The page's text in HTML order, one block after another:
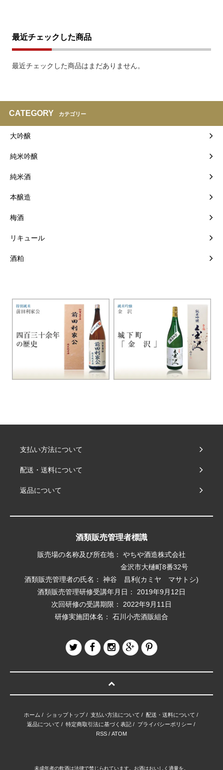
最近チェックした商品
最近チェックした商品はまだありません。
CATEGORY カテゴリー
大吟醸
純米吟醸
純米酒
本醸造
梅酒
リキュール
酒粕
支払い方法について
配送・送料について
返品について
酒類販売管理者標識
販売場の名称及び所在地： やちや酒造株式会社
金沢市大樋町8番32号
酒類販売管理者の氏名： 神谷 昌利(カミヤ マサトシ)
酒類販売管理研修受講年月日： 2019年9月12日
次回研修の受講期限： 2022年9月11日
研修実施団体名： 石川小売酒販組合
ホーム / ショップトップ/ 支払い方法について / 配送・送料について /
返品について / 特定商取引法に基づく表記/ プライバシーポリシー /
RSS / ATOM
未成年者の飲酒は法律で禁じられています。お酒はおいしく適量を。